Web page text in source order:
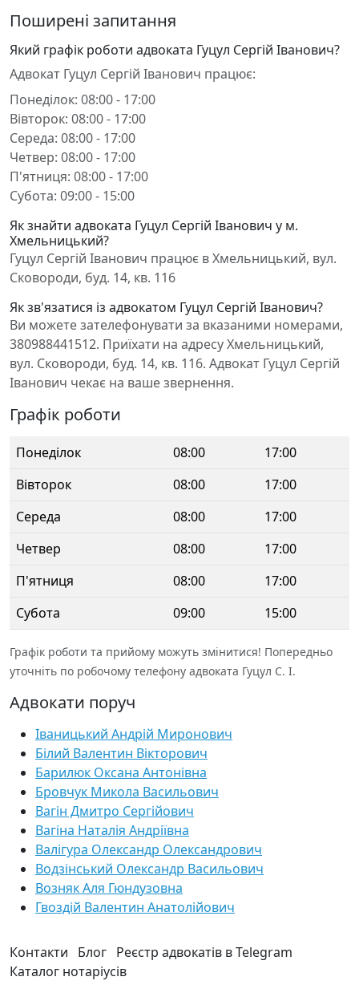
Поширені запитання
Який графік роботи адвоката Гуцул Сергій Іванович?
Адвокат Гуцул Сергій Іванович працює:
Понеділок: 08:00 - 17:00
Вівторок: 08:00 - 17:00
Середа: 08:00 - 17:00
Четвер: 08:00 - 17:00
П'ятниця: 08:00 - 17:00
Субота: 09:00 - 15:00
Як знайти адвоката Гуцул Сергій Іванович у м.
Хмельницький?
Гуцул Сергій Іванович працює в Хмельницький, вул.
Сковороди, буд. 14, кв. 116
Як зв'язатися із адвокатом Гуцул Сергій Іванович?
Ви можете зателефонувати за вказаними номерами,
380988441512. Приїхати на адресу Хмельницький,
вул. Сковороди, буд. 14, кв. 116. Адвокат Гуцул Сергій
Іванович чекає на ваше звернення.
Графік роботи
Понеділок 08:00
17:00
Вівторок
08:00
17:00
Середа
08:00
17:00
Четвер
08:00
17:00
П'ятниця
08:00
17:00
Субота
09:00 15:00
Графік роботи та прийому можуть змінитися! Попередньо
уточніть по робочому телефону адвоката Гуцул С. І.
Адвокати поруч
Іваницький Андрій Миронович
Білий Валентин Вікторович
Барилюк Оксана Антонівна
Бровчук Микола Васильович
Вагін Дмитро Сергійович
Вагіна Наталія Андріївна
Валігура Олександр Олександрович
Водзінський Олександр Васильович
Возняк Аля Гюндузовна
Гвоздій Валентин Анатолійович
Контакти Блог Реєстр адвокатів в Telegram
Каталог нотаріусів